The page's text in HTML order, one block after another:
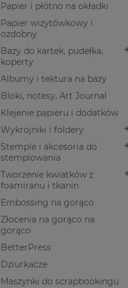
Papier i płótno na okładki
Papier wizytówkowy i
ozdobny
Bazy do kartek, pudełka,
koperty
Albumy i tektura na bazy
Bloki, notesy, Art Journal
Klejenie papieru i dodatków
Wykrojniki i foldery
Stemple i akcesoria do
stemplowania
Tworzenie kwiatków z
foamiranu i tkanin
Embossing na gorąco
Złocenia na gorąco na
gorąco
BetterPress
Dziurkacze
Maszynki do scrapbookingu